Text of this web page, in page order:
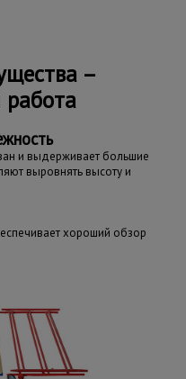
–
и выдерживает большие
выровнять высоту и
хороший обзор